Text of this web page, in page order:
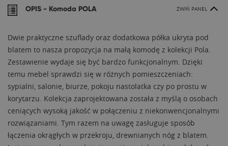
OPIS - Komoda POLA ZWIŃ PANEL
Dwie praktyczne szuflady oraz dodatkowa półka ukryta pod
blatem to nasza propozycja na małą komodę z kolekcji Pola.
Zestawienie wydaje się być bardzo funkcjonalnym. Dzięki
temu mebel sprawdzi się w różnych pomieszczeniach:
sypialni, salonie, biurze, pokoju nastolatka czy po prostu w
korytarzu. Kolekcja zaprojektowana została z myślą o osobach
ceniących wysoką jakość w połączeniu z niekonwencjonalnymi
rozwiązaniami. Tym razem na uwagę zasługuje sposób
łączenia okrągłych w przekroju, drewnianych nóg z blatem.